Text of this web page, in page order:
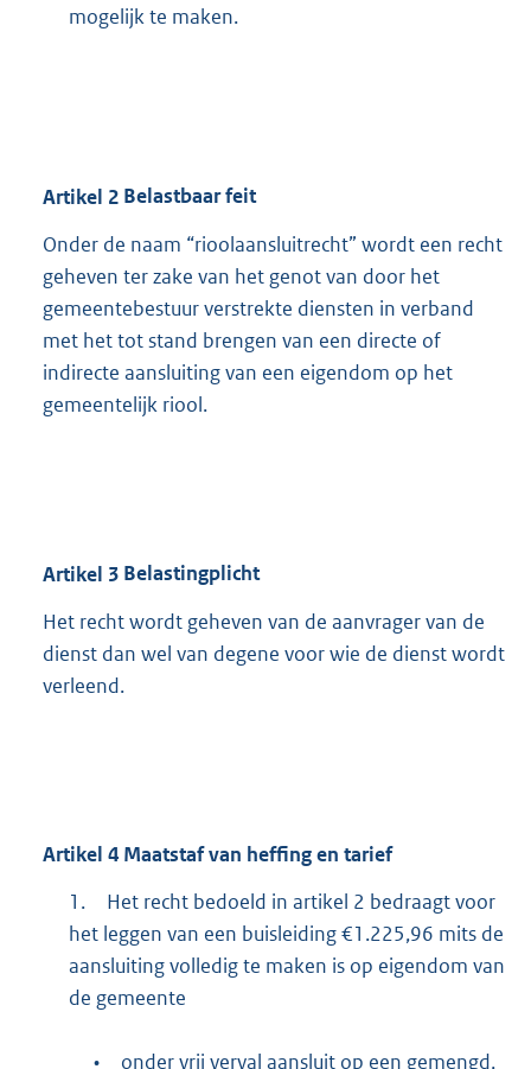
mogelijk te maken.
Artikel 2 Belastbaar feit
Onder de naam “rioolaansluitrecht” wordt een recht
geheven ter zake van het genot van door het
gemeentebestuur verstrekte diensten in verband
met het tot stand brengen van een directe of
indirecte aansluiting van een eigendom op het
gemeentelijk riool.
Artikel 3 Belastingplicht
Het recht wordt geheven van de aanvrager van de
dienst dan wel van degene voor wie de dienst wordt
verleend.
Artikel 4 Maatstaf van heffing en tarief
1.
Het recht bedoeld in artikel 2 bedraagt voor
het leggen van een buisleiding €1.225,96 mits de
aansluiting volledig te maken is op eigendom van
de gemeente
• onder vrij verval aansluit op een gemengd,